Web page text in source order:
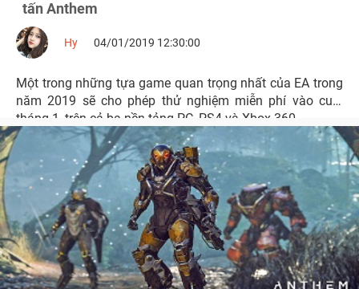
tấn Anthem
Hy 04/01/2019 12:30:00
Một trong những tựa game quan trọng nhất của EA trong
năm 2019 sẽ cho phép thử nghiệm miễn phí vào cuối
tháng 1, trên cả ba nền tảng PC, PS4 và Xbox 360.